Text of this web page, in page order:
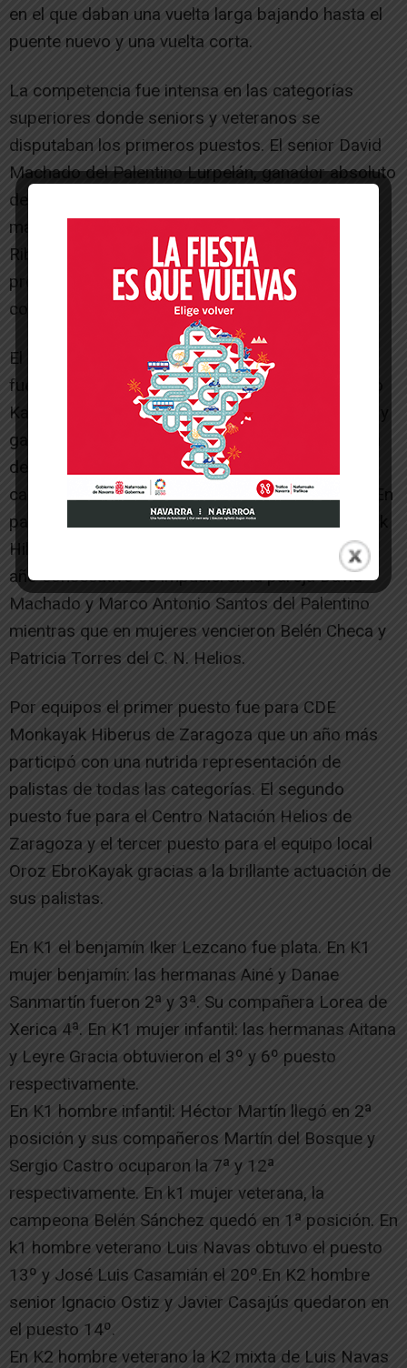
en el que daban una vuelta larga bajando hasta el
puente nuevo y una vuelta corta.
La competencia fue intensa en las categorías
superiores donde seniors y veteranos se
disputaban los primeros puestos. El senior David
Machado del Palentino Lurpelán, ganador absoluto
de las ediciones 2015 y 2016, temía, según
manifestó, la buena forma de los palistas del
Ribera de Oviedo que acudían por primera vez, y
predijo que la regata iba a estar muy reñida, tal y
como posteriormente pudimos comprobar.
El ganador absoluto de la prueba en k1 hombres
fue Asley Rodríguez Naredo de La Ribera-Oviedo
Kayak (26:12:45). En el K1 mujeres la vencedora y
ganadora absoluta de la regata fue Amaia Osaba
del Piragüismo Pamplona (29:54:96), la reciente
campeona del Descenso Internacional del Sella. En
paracanoe venció Clara Gaudo del CDE Monkayak
Hiberus. En la modalidad K2 senior y por tercer
año consecutivo se impusieron la pareja David
Machado y Marco Antonio Santos del Palentino
mientras que en mujeres vencieron Belén Checa y
Patricia Torres del C. N. Helios.
Por equipos el primer puesto fue para CDE
Monkayak Hiberus de Zaragoza que un año más
participó con una nutrida representación de
palistas de todas las categorías. El segundo
puesto fue para el Centro Natación Helios de
Zaragoza y el tercer puesto para el equipo local
Oroz EbroKayak gracias a la brillante actuación de
sus palistas.
En K1 el benjamín Iker Lezcano fue plata. En K1
mujer benjamín: las hermanas Ainé y Danae
Sanmartín fueron 2ª y 3ª. Su compañera Lorea de
Xerica 4ª. En K1 mujer infantil: las hermanas Aitana
y Leyre Gracia obtuvieron el 3º y 6º puesto
respectivamente.
En K1 hombre infantil: Héctor Martín llegó en 2ª
posición y sus compañeros Martín del Bosque y
Sergio Castro ocuparon la 7ª y 12ª
respectivamente. En k1 mujer veterana, la
campeona Belén Sánchez quedó en 1ª posición. En
k1 hombre veterano Luis Navas obtuvo el puesto
13º y José Luis Casamián el 20º.En K2 hombre
senior Ignacio Ostiz y Javier Casajús quedaron en
el puesto 14º.
En K2 hombre veterano la K2 mixta de Luis Navas